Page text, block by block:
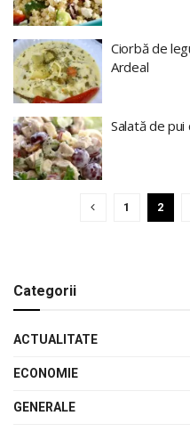
Ciorbă de
Ardeal
Salată de
1 2
Categorii
ACTUALITATE
ECONOMIE
GENERALE